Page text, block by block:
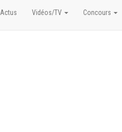
Actus Vidéos/TV Concours